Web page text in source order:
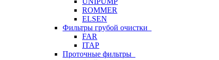
ROMMER
ELSEN
Фильтры грубой очистки
FAR
ITAP
Проточные фильтры